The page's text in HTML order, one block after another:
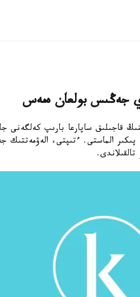
جەڭىس بولعان ەمەس
قاجىلىق ساپارعا بارىپ كەلگەنى
الماستى. ءتىپتى، الەۋمەتتىك